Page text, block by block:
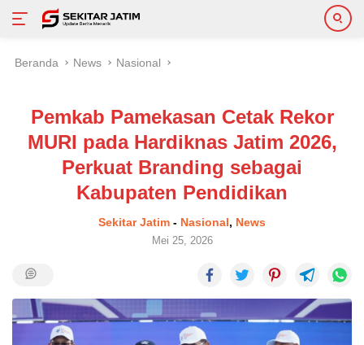
Beranda News Nasional
Pemkab Pamekasan Cetak Rekor
MURI pada Hardiknas Jatim 2026,
Perkuat Branding sebagai
Kabupaten Pendidikan
Sekitar Jatim - Nasional, News
Mei 25, 2026